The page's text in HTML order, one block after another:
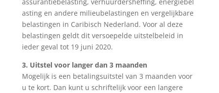
asting en andere milieubelastingen en vergelijkbare
belastingen in Caribisch Nederland. Voor al deze
belastingen geldt dit versoepelde uitstelbeleid in
ieder geval tot 19 juni 2020.
3. Uitstel voor langer dan 3 maanden
Mogelijk is een betalingsuitstel van 3 maanden voor
u te kort. Dan kunt u schriftelijk voor een langere